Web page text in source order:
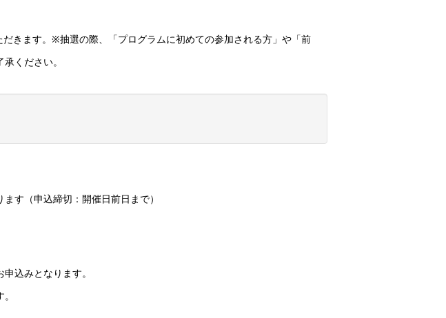
きます。※抽選の際、「プログラムに初めての参加される方」や「前
ください。
す（申込締切：開催日前日まで）
込みとなります。